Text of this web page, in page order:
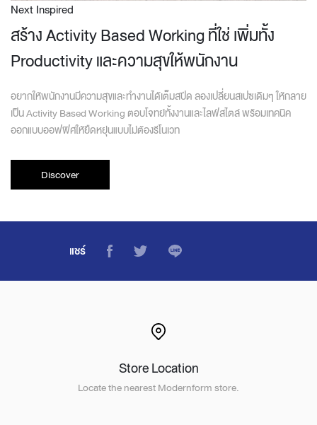
Next Inspired
สร้าง Activity Based Working ที่ใช่ เพิ่มทั้ง
Productivity และความสุขให้พนักงาน
อยากให้พนักงานมีความสุขและทำงานได้เต็มสปีด ลองเปลี่ยนสเปซเดิมๆ ให้กลาย
เป็น Activity Based Working ตอบโจทย์ทั้งงานและไลฟ์สไตล์ พร้อมเทคนิค
ออกแบบออฟฟิศให้ยืดหยุ่นแบบไม่ต้องรีโนเวท
Discover
แชร์
Store Location
Locate the nearest Modernform store.